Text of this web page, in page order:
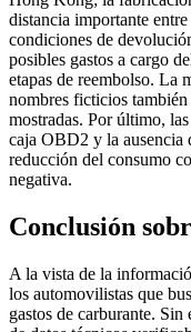
condiciones de
posibles gastos a cargo
etapas de reembolso. La
nombres ficticios
mostradas. Por último, las
caja OBD2 y la ausencia
reducción del consumo
negativa.
los automovilistas que
gastos de carburante. Sin
de datos técnicos